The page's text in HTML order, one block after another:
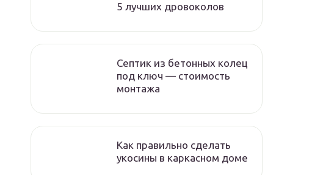
5 лучших дровоколов
Септик из бетонных колец
под ключ — стоимость
монтажа
Как правильно сделать
укосины в каркасном доме